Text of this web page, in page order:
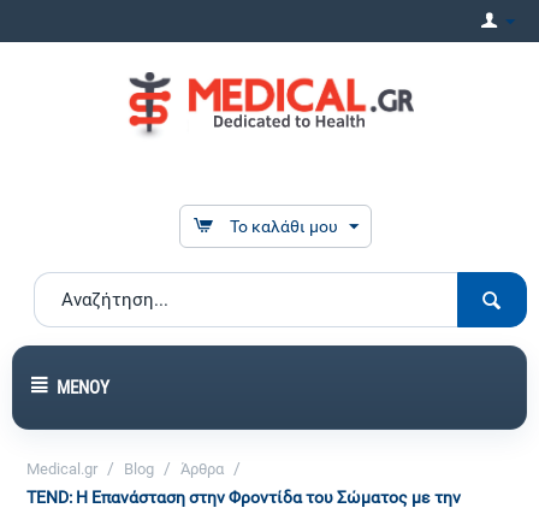
Το καλάθι μου
ΜΕΝΟΎ
Medical.gr / Blog / Άρθρα /
TEND: Η Επανάσταση στην Φροντίδα του Σώματος με την